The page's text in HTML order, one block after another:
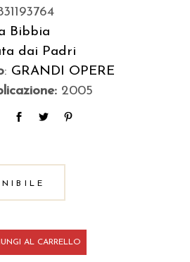
Bibbia
dai Padri
: GRANDI OPERE
2005
AL CARRELLO